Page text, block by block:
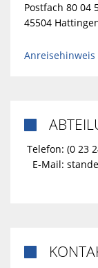
Postfach 80 04
45504
Anreisehinweis
E-Mail: